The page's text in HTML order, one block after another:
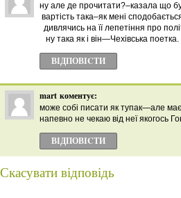
ну але де прочитати?–казала що
вартість така–як мені
дивлячись на її лепетіння про
ну така як і він—Чехівська поетка.
ВІДПОВІCТИ
mart коментує:
може собі писати як тупак—але
напевно не чекаю від неї якогось
ВІДПОВІCТИ
Скасувати відповідь